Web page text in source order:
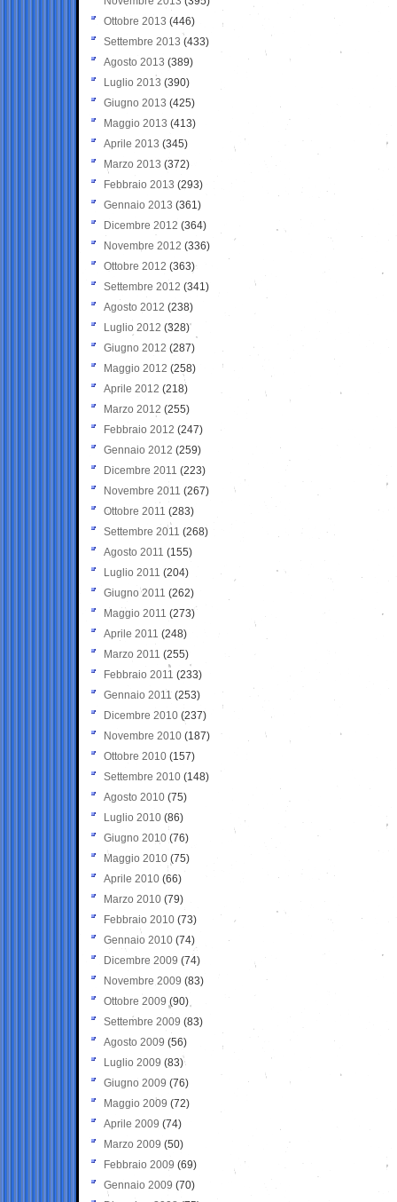
Ottobre 2013 (446)
Settembre 2013 (433)
Agosto 2013 (389)
Luglio 2013 (390)
Giugno 2013 (425)
Maggio 2013 (413)
Aprile 2013 (345)
Marzo 2013 (372)
Febbraio 2013 (293)
Gennaio 2013 (361)
Dicembre 2012 (364)
Novembre 2012 (336)
Ottobre 2012 (363)
Settembre 2012 (341)
Agosto 2012 (238)
Luglio 2012 (328)
Giugno 2012 (287)
Maggio 2012 (258)
Aprile 2012 (218)
Marzo 2012 (255)
Febbraio 2012 (247)
Gennaio 2012 (259)
Dicembre 2011 (223)
Novembre 2011 (267)
Ottobre 2011 (283)
Settembre 2011 (268)
Agosto 2011 (155)
Luglio 2011 (204)
Giugno 2011 (262)
Maggio 2011 (273)
Aprile 2011 (248)
Marzo 2011 (255)
Febbraio 2011 (233)
Gennaio 2011 (253)
Dicembre 2010 (237)
Novembre 2010 (187)
Ottobre 2010 (157)
Settembre 2010 (148)
Agosto 2010 (75)
Luglio 2010 (86)
Giugno 2010 (76)
Maggio 2010 (75)
Aprile 2010 (66)
Marzo 2010 (79)
Febbraio 2010 (73)
Gennaio 2010 (74)
Dicembre 2009 (74)
Novembre 2009 (83)
Ottobre 2009 (90)
Settembre 2009 (83)
Agosto 2009 (56)
Luglio 2009 (83)
Giugno 2009 (76)
Maggio 2009 (72)
Aprile 2009 (74)
Marzo 2009 (50)
Febbraio 2009 (69)
Gennaio 2009 (70)